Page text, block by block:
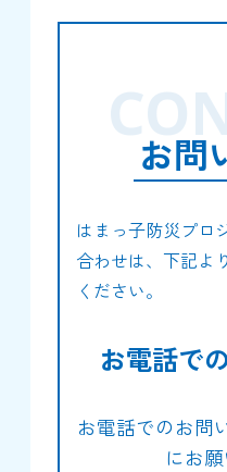
お問
はまっ子防災プロ
合わせは、下記よ
ください。
お電話で
お電話でのお問
にお願